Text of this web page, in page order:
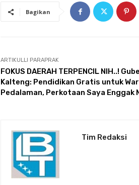
Bagikan
ARTIKULLI PARAPRAK
FOKUS DAERAH TERPENCIL NIH..!
Kalteng: Pendidikan Gratis untuk
Pedalaman, Perkotaan Saya Enggak
Tim Redaksi